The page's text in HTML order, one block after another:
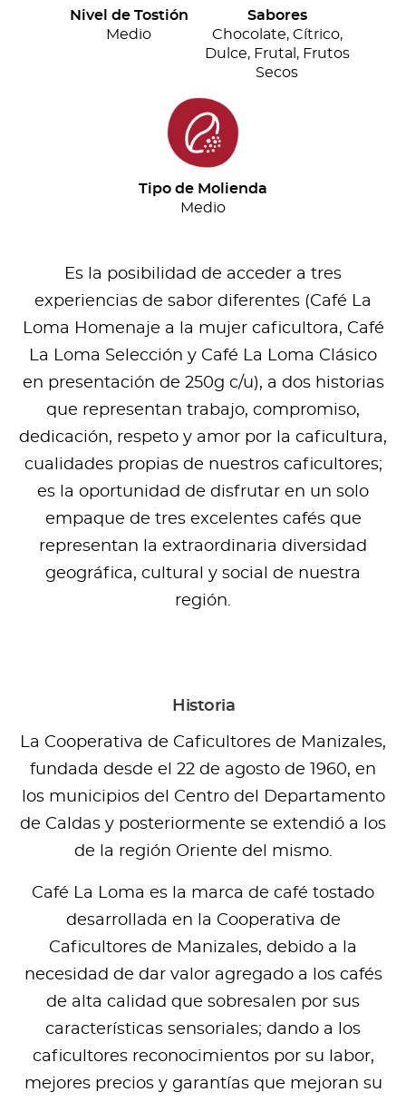
Nivel de Tostión
Medio
Sabores
Chocolate, Cítrico,
Dulce, Frutal, Frutos
Secos
Tipo de Molienda
Medio
Es la posibilidad de acceder a tres
experiencias de sabor diferentes (Café La
Loma Homenaje a la mujer caficultora, Café
La Loma Selección y Café La Loma Clásico
en presentación de 250g c/u), a dos historias
que representan trabajo, compromiso,
dedicación, respeto y amor por la caficultura,
cualidades propias de nuestros caficultores;
es la oportunidad de disfrutar en un solo
empaque de tres excelentes cafés que
representan la extraordinaria diversidad
geográfica, cultural y social de nuestra
región.
Historia
La Cooperativa de Caficultores de Manizales,
fundada desde el 22 de agosto de 1960, en
los municipios del Centro del Departamento
de Caldas y posteriormente se extendió a los
de la región Oriente del mismo.
Café La Loma es la marca de café tostado
desarrollada en la Cooperativa de
Caficultores de Manizales, debido a la
necesidad de dar valor agregado a los cafés
de alta calidad que sobresalen por sus
características sensoriales; dando a los
caficultores reconocimientos por su labor,
mejores precios y garantías que mejoran su